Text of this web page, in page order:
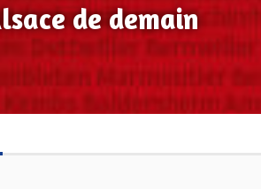
de demain